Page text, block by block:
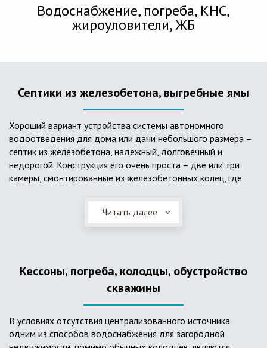
Водоснабжение, погреба, КНС,
жироуловители, ЖБ
Септики из железобетона, выгребные ямы
Хороший вариант устройства системы автономного
водоотведения для дома или дачи небольшого размера –
септик из железобетона, надежный, долговечный и
недорогой. Конструкция его очень проста – две или три
камеры, смонтированные из железобетонных колец, где
слой дренажа, устроенный из щебня и песка. Для септика
требуется только очищение через определенное время
большую прочность по сравнению с пластиковыми
Читать далее
Кессоны, погреба, колодцы, обустройство
скважины
В условиях отсутствия централизованного источника
одним из способов водоснабжения для загородной